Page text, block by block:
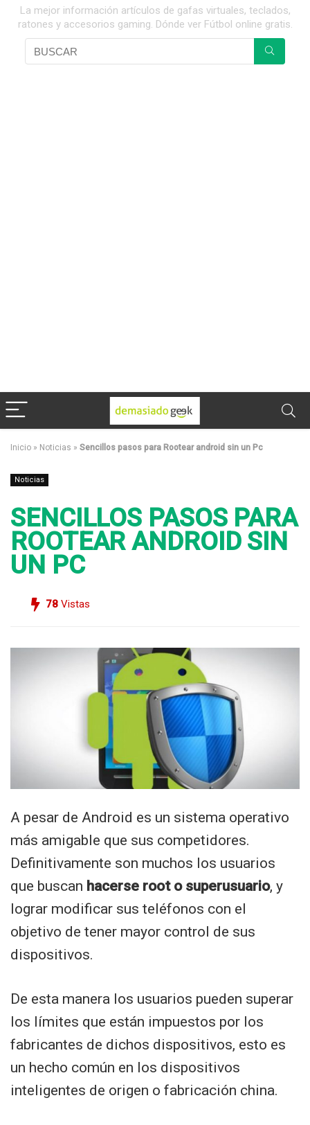
La mejor información artículos de gafas virtuales, teclados,
ratones y accesorios gaming. Dónde ver Fútbol online gratis.
Inicio » Noticias » Sencillos pasos para Rootear android sin un Pc
Noticias
SENCILLOS PASOS PARA
ROOTEAR ANDROID SIN
UN PC
78 Vistas
A pesar de Android es un sistema operativo
más amigable que sus competidores.
Definitivamente son muchos los usuarios
que buscan hacerse root o superusuario, y
lograr modificar sus teléfonos con el
objetivo de tener mayor control de sus
dispositivos.
De esta manera los usuarios pueden superar
los límites que están impuestos por los
fabricantes de dichos dispositivos, esto es
un hecho común en los dispositivos
inteligentes de origen o fabricación china.